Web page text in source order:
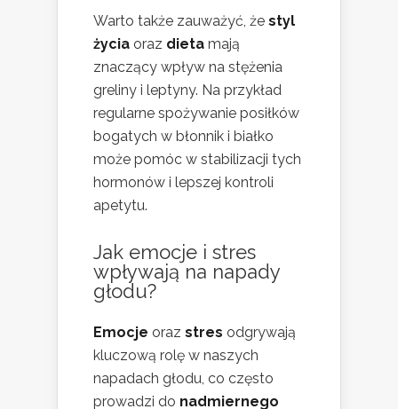
Warto także zauważyć, że styl
życia oraz dieta mają
znaczący wpływ na stężenia
greliny i leptyny. Na przykład
regularne spożywanie posiłków
bogatych w błonnik i białko
może pomóc w stabilizacji tych
hormonów i lepszej kontroli
apetytu.
Jak emocje i stres
wpływają na napady
głodu?
Emocje oraz stres odgrywają
kluczową rolę w naszych
napadach głodu, co często
prowadzi do nadmiernego